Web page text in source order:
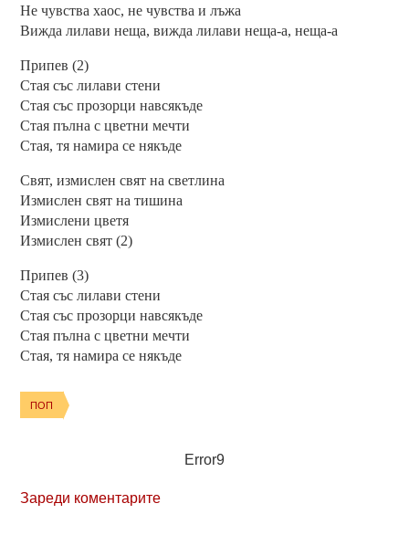
Не чувства хаос, не чувства и лъжа
Вижда лилави неща, вижда лилави неща-а, неща-а
Припев (2)
Стая със лилави стени
Стая със прозорци навсякъде
Стая пълна с цветни мечти
Стая, тя намира се някъде
Свят, измислен свят на светлина
Измислен свят на тишина
Измислени цветя
Измислен свят (2)
Припев (3)
Стая със лилави стени
Стая със прозорци навсякъде
Стая пълна с цветни мечти
Стая, тя намира се някъде
ПОП
Error9
Зареди коментарите